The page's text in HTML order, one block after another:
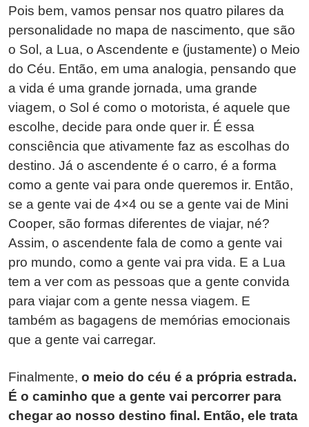
Pois bem, vamos pensar nos quatro pilares da
personalidade no mapa de nascimento, que são
o Sol, a Lua, o Ascendente e (justamente) o Meio
do Céu. Então, em uma analogia, pensando que
a vida é uma grande jornada, uma grande
viagem, o Sol é como o motorista, é aquele que
escolhe, decide para onde quer ir. É essa
consciência que ativamente faz as escolhas do
destino. Já o ascendente é o carro, é a forma
como a gente vai para onde queremos ir. Então,
se a gente vai de 4×4 ou se a gente vai de Mini
Cooper, são formas diferentes de viajar, né?
Assim, o ascendente fala de como a gente vai
pro mundo, como a gente vai pra vida. E a Lua
tem a ver com as pessoas que a gente convida
para viajar com a gente nessa viagem. E
também as bagagens de memórias emocionais
que a gente vai carregar.
Finalmente, o meio do céu é a própria estrada.
É o caminho que a gente vai percorrer para
chegar ao nosso destino final. Então, ele trata